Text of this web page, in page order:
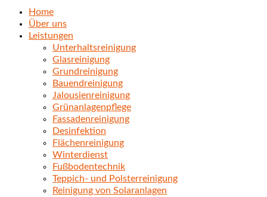
Home
Über uns
Leistungen
Unterhaltsreinigung
Glasreinigung
Grundreinigung
Bauendreinigung
Jalousienreinigung
Grünanlagenpflege
Fassadenreinigung
Desinfektion
Flächenreinigung
Winterdienst
Fußbodentechnik
Teppich- und Polsterreinigung
Reinigung von Solaranlagen